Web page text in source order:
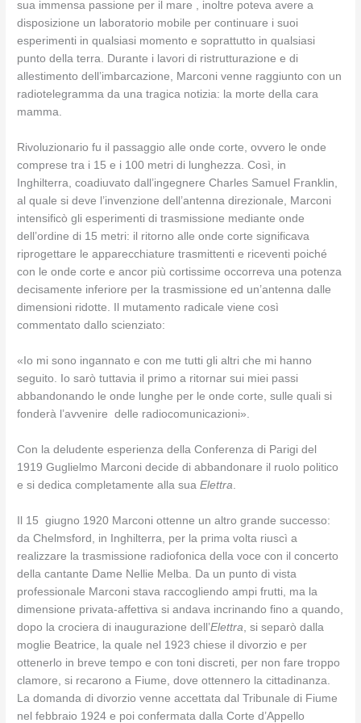
sua immensa passione per il mare , inoltre poteva avere a
disposizione un laboratorio mobile per continuare i suoi
esperimenti in qualsiasi momento e soprattutto in qualsiasi
punto della terra. Durante i lavori di ristrutturazione e di
allestimento dell’imbarcazione, Marconi venne raggiunto con un
radiotelegramma da una tragica notizia: la morte della cara
mamma.
Rivoluzionario fu il passaggio alle onde corte, ovvero le onde
comprese tra i 15 e i 100 metri di lunghezza. Così, in
Inghilterra, coadiuvato dall’ingegnere Charles Samuel Franklin,
al quale si deve l’invenzione dell’antenna direzionale, Marconi
intensificò gli esperimenti di trasmissione mediante onde
dell’ordine di 15 metri: il ritorno alle onde corte significava
riprogettare le apparecchiature trasmittenti e riceventi poiché
con le onde corte e ancor più cortissime occorreva una potenza
decisamente inferiore per la trasmissione ed un’antenna dalle
dimensioni ridotte. Il mutamento radicale viene così
commentato dallo scienziato:
«Io mi sono ingannato e con me tutti gli altri che mi hanno
seguito. Io sarò tuttavia il primo a ritornar sui miei passi
abbandonando le onde lunghe per le onde corte, sulle quali si
fonderà l’avvenire delle radiocomunicazioni».
Con la deludente esperienza della Conferenza di Parigi del
1919 Guglielmo Marconi decide di abbandonare il ruolo politico
e si dedica completamente alla suaElettra
Il 15 giugno 1920 Marconi ottenne un altro grande successo:
da Chelmsford, in Inghilterra, per la prima volta riuscì a
realizzare la trasmissione radiofonica della voce con il concerto
della cantante Dame Nellie Melba. Da un punto di vista
professionale Marconi stava raccogliendo ampi frutti, ma la
dimensione privata-affettiva si andava incrinando fino a quando,
dopo la crociera di inaugurazione dell’Elettra , si separò dalla
moglie Beatrice, la quale nel 1923 chiese il divorzio e per
ottenerlo in breve tempo e con toni discreti, per non fare troppo
clamore, si recarono a Fiume, dove ottennero la cittadinanza.
La domanda di divorzio venne accettata dal Tribunale di Fiume
nel febbraio 1924 e poi confermata dalla Corte d’Appello